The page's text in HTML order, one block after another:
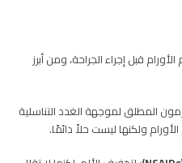
قبل إجراء الجراحة، ومن أبرز
المطلق لموجهة الغدد التناسلية
ولكنها ليست حلاً دائمًا.